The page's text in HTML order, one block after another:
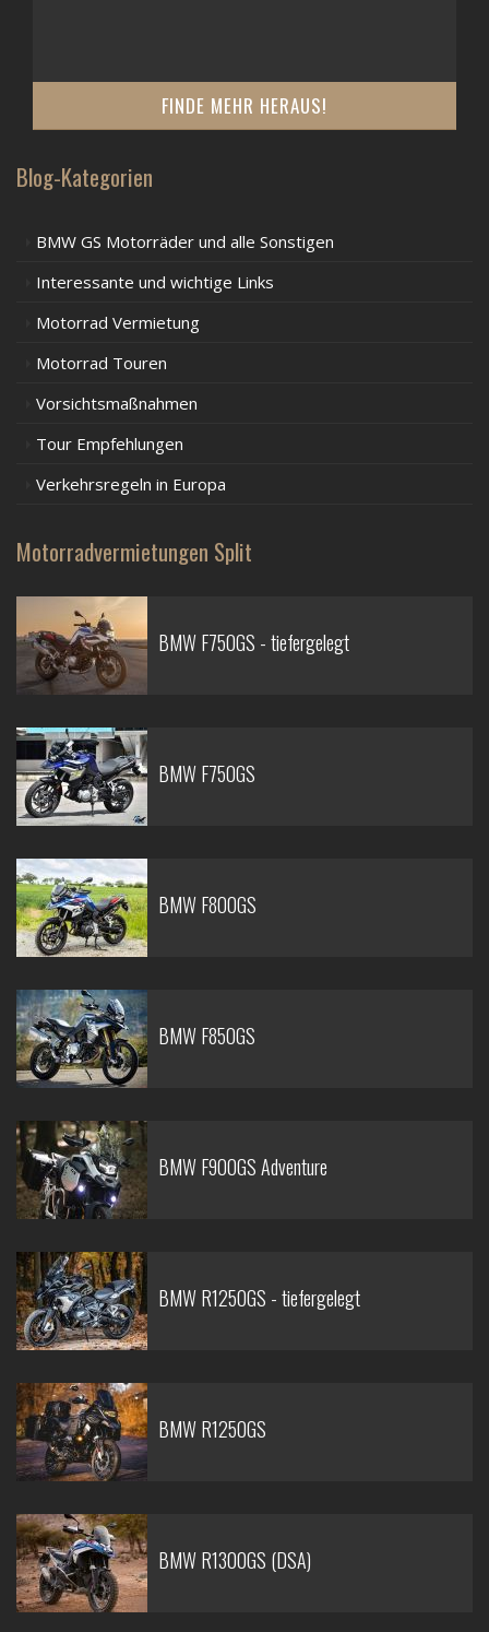
FINDE MEHR HERAUS!
Blog-Kategorien
BMW GS Motorräder und alle Sonstigen
Interessante und wichtige Links
Motorrad Vermietung
Motorrad Touren
Vorsichtsmaßnahmen
Tour Empfehlungen
Verkehrsregeln in Europa
Motorradvermietungen Split
BMW F750GS - tiefergelegt
BMW F750GS
BMW F800GS
BMW F850GS
BMW F900GS Adventure
BMW R1250GS - tiefergelegt
BMW R1250GS
BMW R1300GS (DSA)